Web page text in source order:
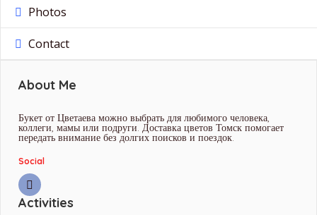
Photos
Contact
About Me
Букет от Цветаева можно выбрать для любимого человека,
коллеги, мамы или подруги. Доставка цветов Томск помогает
передать внимание без долгих поисков и поездок.
Social
Activities